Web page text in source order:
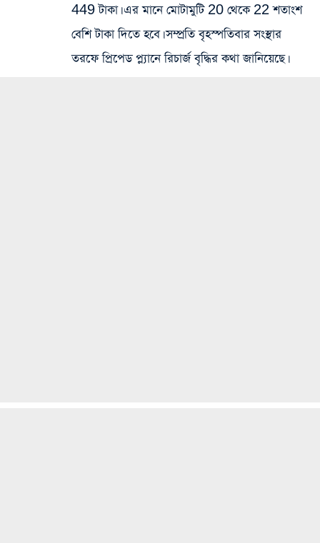
449 টাকা। এর মানে মোটামুটি 20 থেকে 22 শতাংশ
বেশি টাকা দিতে হবে। সম্প্রতি বৃহস্পতিবার সংস্থার
তরফে প্রিপেড প্ল্যানে রিচার্জ বৃদ্ধির কথা জানিয়েছে।